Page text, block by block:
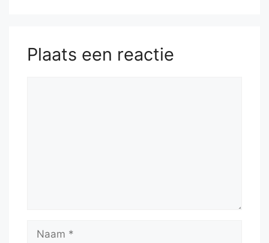
Plaats een reactie
Naam